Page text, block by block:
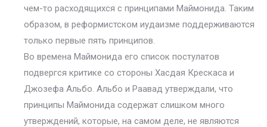
чем-то расходящихся с принципами Маймонида. Таким
образом, в реформистском иудаизме поддерживаются
только первые пять принципов.
Во времена Маймонида его список постулатов
подвергся критике со стороны Хасдая Крескаса и
Джозефа Альбо. Альбо и Раавад утверждали, что
принципы Маймонида содержат слишком много
утверждений, которые, на самом деле, не являются